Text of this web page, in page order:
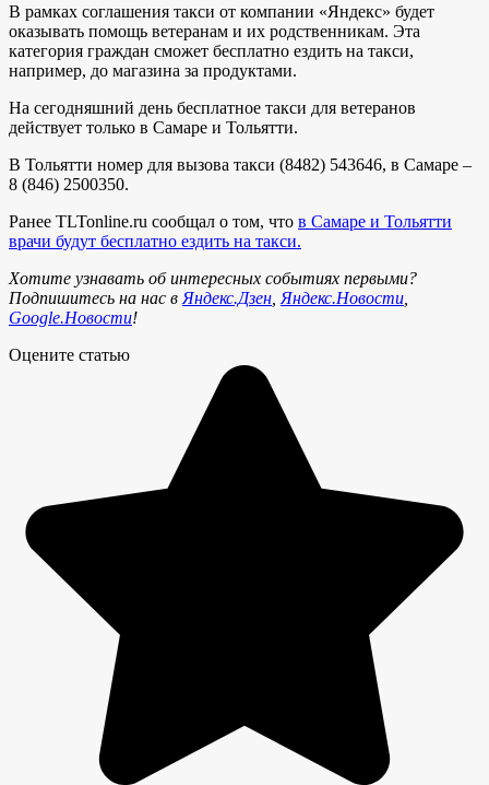
В рамках соглашения такси от компании «Яндекс» будет
оказывать помощь ветеранам и их родственникам. Эта
категория граждан сможет бесплатно ездить на такси,
например, до магазина за продуктами.
На сегодняшний день бесплатное такси для ветеранов
действует только в Самаре и Тольятти.
В Тольятти номер для вызова такси (8482) 543646, в Самаре –
8 (846) 2500350.
Ранее TLTonline.ru сообщал о том, что в Самаре и Тольятти
врачи будут бесплатно ездить на такси.
Хотите узнавать об интересных событиях первыми?
Подпишитесь на нас в Яндекс.Дзен Яндекс.Новости
Google.Новости!
Оцените статью